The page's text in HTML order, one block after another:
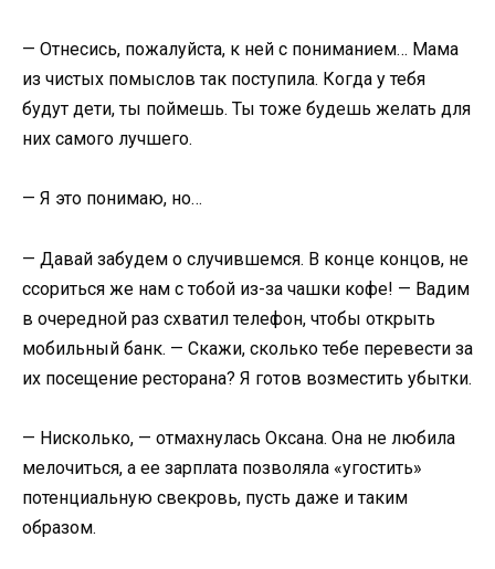
— Отнесись, пожалуйста, к ней с пониманием… Мама
из чистых помыслов так поступила. Когда у тебя
будут дети, ты поймешь. Ты тоже будешь желать для
них самого лучшего.
— Я это понимаю, но…
— Давай забудем о случившемся. В конце концов, не
ссориться же нам с тобой из-за чашки кофе! — Вадим
в очередной раз схватил телефон, чтобы открыть
мобильный банк. — Скажи, сколько тебе перевести за
их посещение ресторана? Я готов возместить убытки.
— Нисколько, — отмахнулась Оксана. Она не любила
мелочиться, а ее зарплата позволяла «угостить»
потенциальную свекровь, пусть даже и таким
образом.